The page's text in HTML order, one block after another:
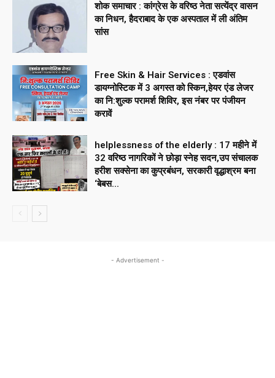
शोक समाचार : कांग्रेस के वरिष्ठ नेता सत्येंद्र वासन
का निधन, हैदराबाद के एक अस्पताल में ली अंतिम
सांस
Free Skin & Hair Services : एडवांस
डायग्नोस्टिक में 3 अगस्त को स्किन,हेयर एंड लेजर
का नि:शुल्क परामर्श शिविर, इस नंबर पर पंजीयन
करावें
helplessness of the elderly : 17 महीने में
32 वरिष्ठ नागरिकों ने छोड़ा स्नेह सदन,उप संचालक
हरीश सक्सेना का कुप्रबंधन, सरकारी वृद्धाश्रम बना
‘बेबस...
- Advertisement -